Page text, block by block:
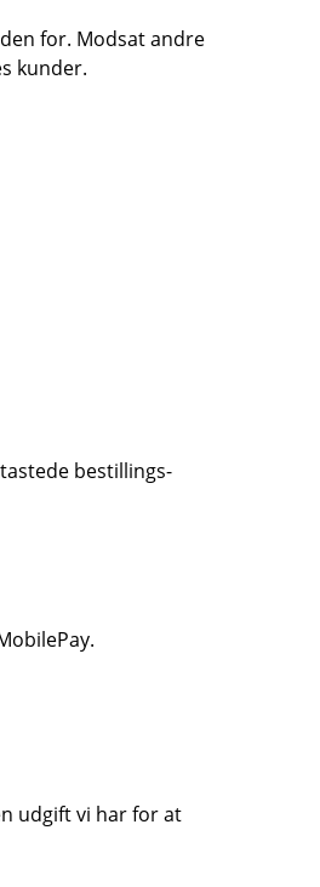
for. Modsat andre
kunder.
bestillings-
udgift vi har for at